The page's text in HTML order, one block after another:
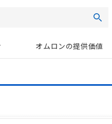
オムロンの提供価値